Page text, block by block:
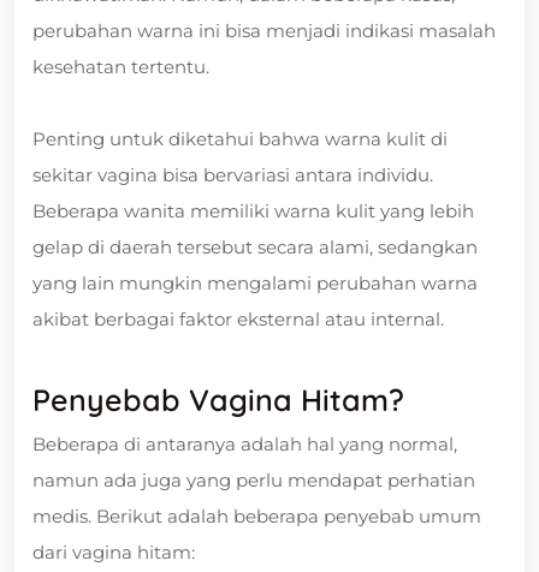
perubahan warna ini bisa menjadi indikasi masalah
kesehatan tertentu.
Penting untuk diketahui bahwa warna kulit di
sekitar vagina bisa bervariasi antara individu.
Beberapa wanita memiliki warna kulit yang lebih
gelap di daerah tersebut secara alami, sedangkan
yang lain mungkin mengalami perubahan warna
akibat berbagai faktor eksternal atau internal.
Penyebab Vagina Hitam?
Beberapa di antaranya adalah hal yang normal,
namun ada juga yang perlu mendapat perhatian
medis. Berikut adalah beberapa penyebab umum
dari vagina hitam: